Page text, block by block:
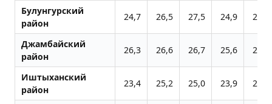
Булунгурский
район
24,7 26,5 27,5 24,9 24,1
Джамбайский
район
26,3 26,6 26,7 25,6 28,1
Иштыханский
район
23,4 25,2 25,0 23,9 24,9